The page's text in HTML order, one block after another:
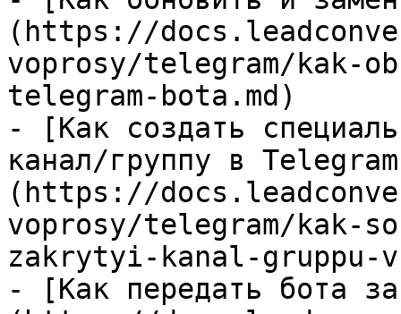
(https://
voprosy/telegram/kak-
telegram-bota.md)
- [Как создать
канал/группу в
(https://
voprosy/telegram/kak-
zakrytyi-kanal-gruppu-
- [Как передать бота